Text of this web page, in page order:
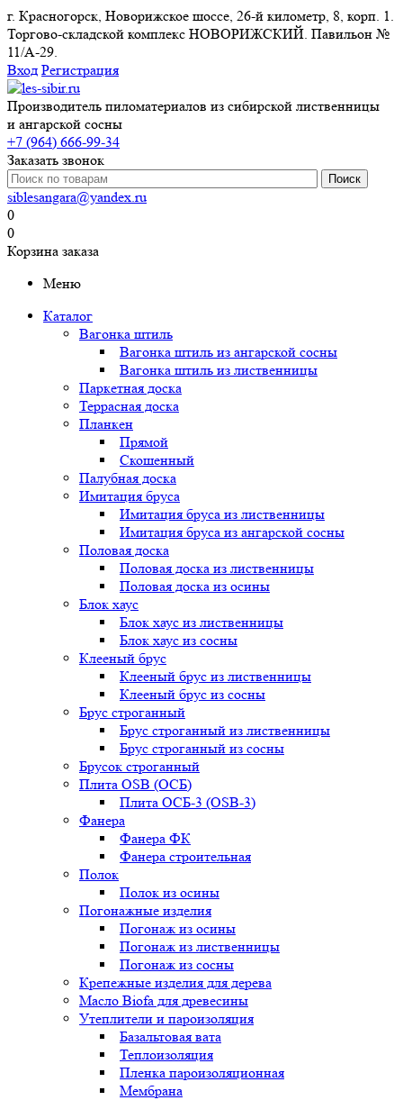
г. Красногорск, Новорижское шоссе, 26-й километр, 8, корп. 1.
Торгово-складской комплекс НОВОРИЖСКИЙ. Павильон №
11/A-29.
Вход Регистрация
Производитель пиломатериалов из сибирской лиственницы
и ангарской сосны
+7 (964) 666-99-34
Заказать звонок
siblesangara@yandex.ru
0
0
Корзина заказа
Меню
Каталог
Вагонка штиль
Вагонка штиль из ангарской сосны
Вагонка штиль из лиственницы
Паркетная доска
Террасная доска
Планкен
Прямой
Скошенный
Палубная доска
Имитация бруса
Имитация бруса из лиственницы
Имитация бруса из ангарской сосны
Половая доска
Половая доска из лиственницы
Половая доска из осины
Блок хаус
Блок хаус из лиственницы
Блок хаус из сосны
Клееный брус
Клееный брус из лиственницы
Клееный брус из сосны
Брус строганный
Брус строганный из лиственницы
Брус строганный из сосны
Брусок строганный
Плита OSB (ОСБ)
Плита ОСБ-3 (OSB-3)
Фанера
Фанера ФК
Фанера строительная
Полок
Полок из осины
Погонажные изделия
Погонаж из осины
Погонаж из лиственницы
Погонаж из сосны
Крепежные изделия для дерева
Масло Biofa для древесины
Утеплители и пароизоляция
Базальтовая вата
Теплоизоляция
Пленка пароизоляционная
Мембрана